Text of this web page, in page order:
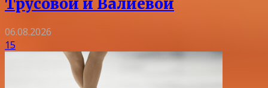
Трусовой и Валиевой
06.08.2026
15